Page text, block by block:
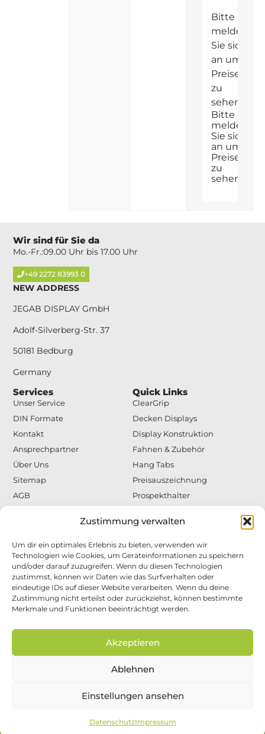
Zustimmung verwalten
Um dir ein optimales Erlebnis zu bieten, verwenden wir
Technologien wie Cookies, um Geräteinformationen zu speichern
und/oder darauf zuzugreifen. Wenn du diesen Technologien
zustimmst, können wir Daten wie das Surfverhalten oder
eindeutige IDs auf dieser Website verarbeiten. Wenn du deine
Zustimmung nicht erteilst oder zurückziehst, können bestimmte
Merkmale und Funktionen beeinträchtigt werden.
Akzeptieren
Ablehnen
Einstellungen ansehen
DatenschutzImpressum
Bitte
melden
Sie sich
an um
Preise
zu
sehen
Bitte
melden
Sie sich
an um
Preise
zu
sehen
Bringen Sie mit den Artikeln von JEGAB DISPLAY
ob Befestigungen für Deckendisplays oder
Displaysysteme, Prospektspender, innovative
Prospektständer, dekorative Prospektboxen,
Regalbodenhalter, L-Ständer, Blisterhaken,
unsere Artikel werden Sie überzeugen.
Wir sind für Sie da
Mo.-Fr.:09.00 Uhr bis 17.00 Uhr
+49 2272 83993 0
NEW ADDRESS
JEGAB DISPLAY GmbH
Adolf-Silverberg-Str. 37
50181 Bedburg
Germany
Services
Unser Service
DIN Formate
Kontakt
Ansprechpartner
Über Uns
Sitemap
AGB
Quick Links
ClearGrip
Decken Displays
Display Konstruktion
Fahnen & Zubehör
Hang Tabs
Preisauszeichnung
Prospekthalter
Schilderhalter
Warenpräsentation
1983 - 2025 © JEGAB DISPLAY GMBH - mit ♥ aus Bedburg